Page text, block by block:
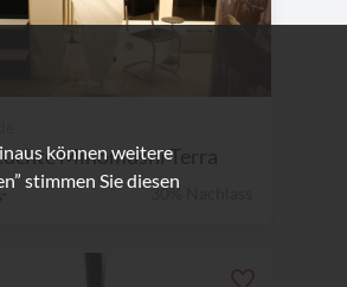
Minomushi Terra
30% Nachlass
können weitere
stimmen Sie diesen